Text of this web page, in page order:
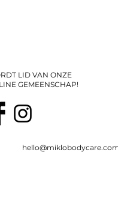
LID VAN ONZE
GEMEENSCHAP!